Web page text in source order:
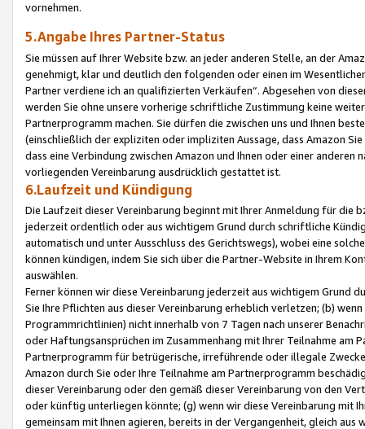
vornehmen.
5.Angabe Ihres Partner-Status
Sie müssen auf Ihrer Website bzw. an jeder anderen Stelle, an der
genehmigt, klar und deutlich den folgenden oder einen im
Partner verdiene ich an qualifizierten Verkäufen“. Abgesehen von
werden Sie ohne unsere vorherige schriftliche Zustimmung keine
Partnerprogramm machen. Sie dürfen die zwischen uns und Ihnen
(einschließlich der expliziten oder impliziten Aussage, dass Amazon
dass eine Verbindung zwischen Amazon und Ihnen oder einer
vorliegenden Vereinbarung ausdrücklich gestattet ist.
6.Laufzeit und Kündigung
Die Laufzeit dieser Vereinbarung beginnt mit Ihrer Anmeldung für die
jederzeit ordentlich oder aus wichtigem Grund durch schriftliche
automatisch und unter Ausschluss des Gerichtswegs), wobei eine
können kündigen, indem Sie sich über die Partner-Website in Ihrem
auswählen.
Ferner können wir diese Vereinbarung jederzeit aus wichtigem Grund
Sie Ihre Pflichten aus dieser Vereinbarung erheblich verletzen; (b)
Programmrichtlinien) nicht innerhalb von 7 Tagen nach unserer
oder Haftungsansprüchen im Zusammenhang mit Ihrer Teilnahme am
Partnerprogramm für betrügerische, irreführende oder illegale
Amazon durch Sie oder Ihre Teilnahme am Partnerprogramm
dieser Vereinbarung oder den gemäß dieser Vereinbarung von den
oder künftig unterliegen könnte; (g) wenn wir diese Vereinbarung mit
gemeinsam mit Ihnen agieren, bereits in der Vergangenheit, gleich